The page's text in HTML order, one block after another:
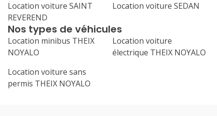
Location voiture SAINT
REVEREND
Location voiture SEDAN
Nos types de véhicules
Location minibus THEIX
NOYALO
Location voiture
électrique THEIX NOYALO
Location voiture sans
permis THEIX NOYALO